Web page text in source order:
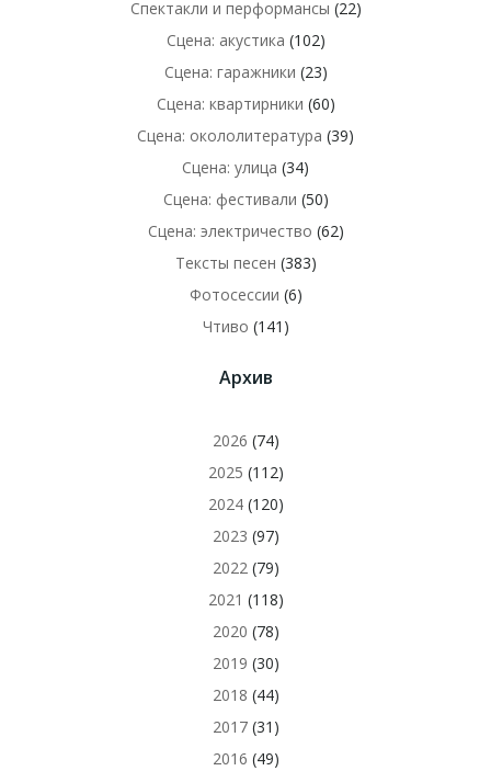
Спектакли и перформансы (22)
Сцена: акустика (102)
Сцена: гаражники (23)
Сцена: квартирники (60)
Сцена: окололитература (39)
Сцена: улица (34)
Сцена: фестивали (50)
Сцена: электричество (62)
Тексты песен (383)
Фотосессии (6)
Чтиво (141)
Архив
2026 (74)
2025 (112)
2024(120)
2023 (97)
2022(79)
2021 (118)
2020 (78)
2019 (30)
2018 (44)
2017(31)
2016 (49)